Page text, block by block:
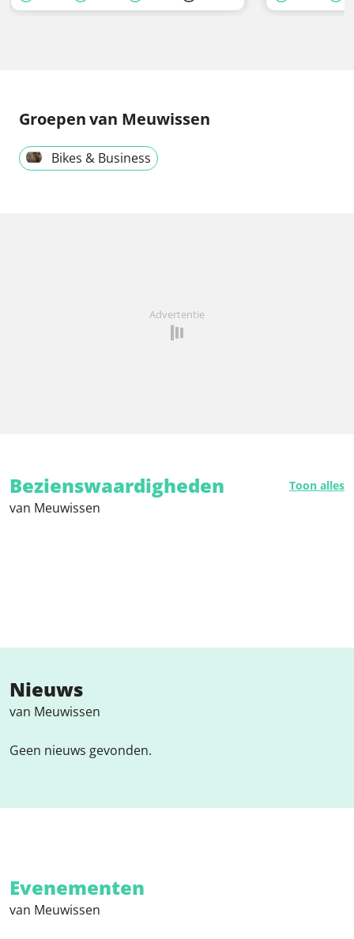
Groepenvan Meuwissen
Bikes & Business
Advertentie
Bezienswaardigheden Toon alles
van Meuwissen
Nieuws
van Meuwissen
Geen nieuws gevonden.
Evenementen
van Meuwissen